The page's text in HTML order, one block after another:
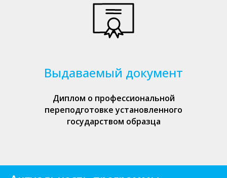
Выдаваемый документ
Диплом о профессиональной
переподготовке установленного
государством образца